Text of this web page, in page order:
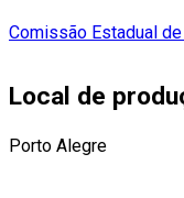
Comissão Estadual
Local de
Porto Alegre